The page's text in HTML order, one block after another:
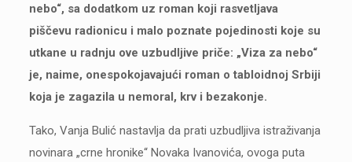
nebo“, sa dodatkom uz roman koji rasvetljava
piščevu radionicu i malo poznate pojedinosti koje su
utkane u radnju ove uzbudljive priče: „Viza za nebo“
je, naime, onespokojavajući roman o tabloidnoj Srbiji
koja je zagazila u nemoral, krv i bezakonje.
Tako, Vanja Bulić nastavlja da prati uzbudljiva istraživanja
novinara „crne hronike“ Novaka Ivanovića, ovoga puta